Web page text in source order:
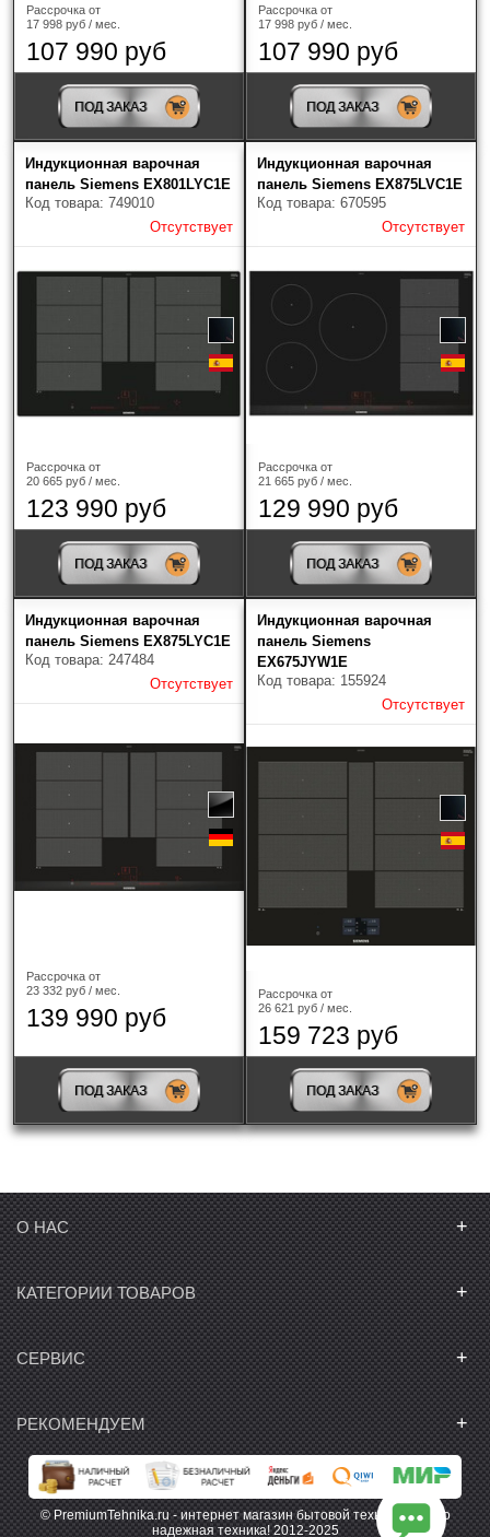
Jacky's(8)
Korting(61)
Kuppersberg(77)
Maunfeld (223)
Neff
Siemens
TEKA (45)
Vard(9)
V-ZUG (17)
Zigmund & Shtain(62)
Тип варочной панели
Ширина
30 см
Цвет ?
Рамка панели
Кол-во конфорок
Home Conect
Популярное
Найдено товаров: 10
Рассрочка от
17 998 руб / мес.
107 990 руб
ПОД ЗАКАЗ
Рассрочка от
17 998 руб / мес.
107 990 руб
ПОД ЗАКАЗ
Индукционная варочная
панель Siemens EX801LYC1E
Код товара: 749010
Отсутствует
Рассрочка от
20 665 руб / мес.
123 990 руб
ПОД ЗАКАЗ
Индукционная варочная
панель Siemens EX875LVC1E
Код товара: 670595
Отсутствует
Рассрочка от
21 665 руб / мес.
129 990 руб
ПОД ЗАКАЗ
Индукционная варочная
панель Siemens EX875LYC1E
Код товара: 247484
Отсутствует
Рассрочка от
23 332 руб / мес.
139 990 руб
ПОД ЗАКАЗ
Индукционная варочная
панель Siemens
EX675JYW1E
Код товара: 155924
Отсутствует
Рассрочка от
26 621 руб / мес.
159 723 руб
ПОД ЗАКАЗ
О НАС +
КАТЕГОРИИ ТОВАРОВ +
СЕРВИС +
РЕКОМЕНДУЕМ +
© PremiumTehnika.ru - интернет магазин бытовой техники. Только
надежная техника! 2012-2025